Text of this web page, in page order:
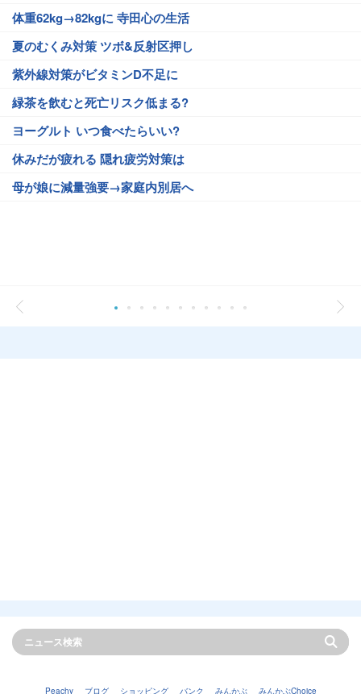
体重62kg→82kgに 寺田心の生活
夏のむくみ対策 ツボ&反射区押し
紫外線対策がビタミンD不足に
緑茶を飲むと死亡リスク低まる?
ヨーグルト いつ食べたらいい?
休みだが疲れる 隠れ疲労対策は
母が娘に減量強要→家庭内別居へ
Peachy ブログ ショッピング バンク みんかぶ みんかぶChoice